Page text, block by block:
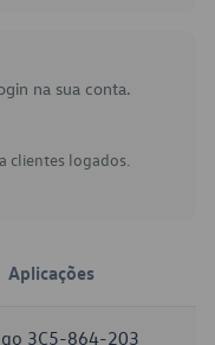
na sua conta.
clientes logados.
Aplicações
3C5-864-203